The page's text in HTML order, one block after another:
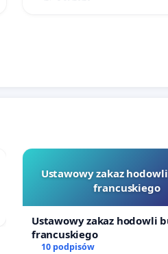
Ustawowy zakaz
francuskiego
Ustawowy zakaz hodowli
francuskiego
10 podpisów